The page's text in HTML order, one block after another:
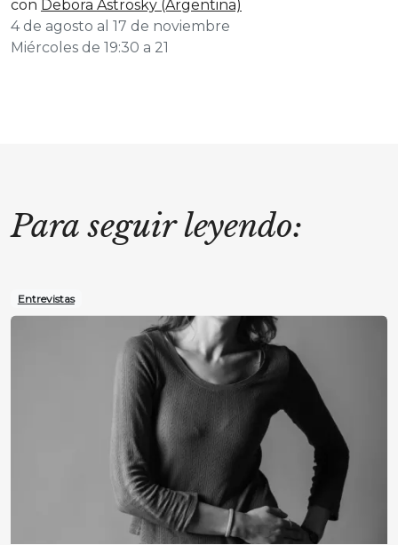
con
Debora Astrosky (Argentina)
4 de agosto al 17 de noviembre
Miércoles de 19:30 a 21
Para seguir leyendo:
Entrevistas